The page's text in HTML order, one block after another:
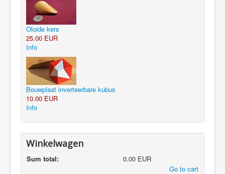
Oloide kers
25.00 EUR
Info
Bouwplaat inverteerbare kubus
10.00 EUR
Info
Winkelwagen
Sum total:
0.00 EUR
Go to cart